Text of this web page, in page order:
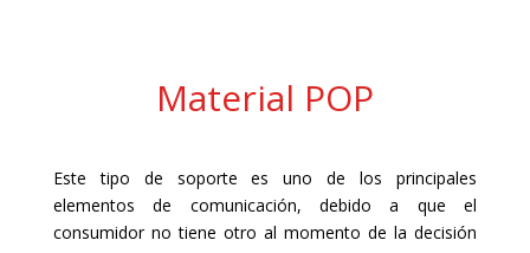
Material POP
Este tipo de soporte es uno de los principales
elementos de comunicación, debido a que el
consumidor no tiene otro al momento de la decisión